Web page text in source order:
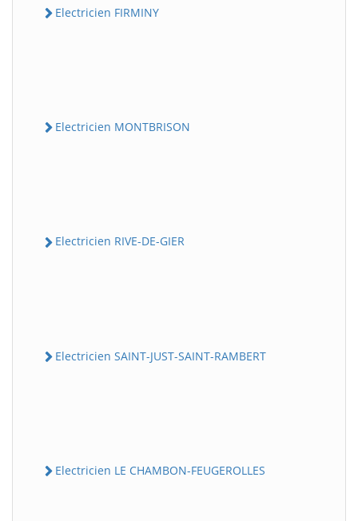
Electricien FIRMINY
Electricien MONTBRISON
Electricien RIVE-DE-GIER
Electricien SAINT-JUST-SAINT-RAMBERT
Electricien LE CHAMBON-FEUGEROLLES